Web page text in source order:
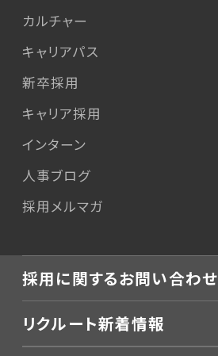
カルチャー
キャリアパス
新卒採用
キャリア採用
インターン
人事ブログ
採用メルマガ
採用に関するお問い合わせ
リクルート新着情報